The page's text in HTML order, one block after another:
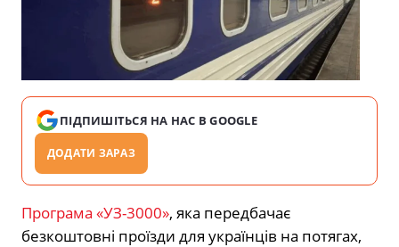
ПІДПИШІТЬСЯ НА НАС В GOOGLE
ДОДАТИ ЗАРАЗ
Програма «УЗ-3000», яка передбачає
безкоштовні проїзди для українців на потягах,